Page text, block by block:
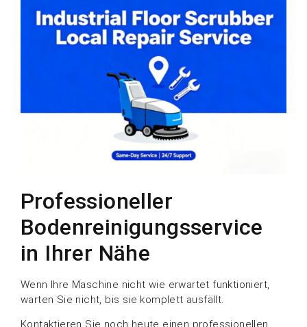
Professioneller
Bodenreinigungsservice
in Ihrer Nähe
Wenn Ihre Maschine nicht wie erwartet funktioniert,
warten Sie nicht, bis sie komplett ausfällt.
Kontaktieren Sie noch heute einen professionellen